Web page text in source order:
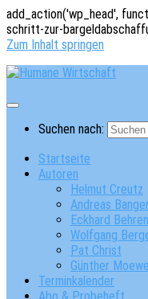
add_action('wp_head',
schritt-zur-
Zum Inhalt springen
Suchen nach:
Startseite
Autoren
Helmut Creutz
Andreas
Eckhard
Wolfgang
Pat Christ
Günther
Terminkalender